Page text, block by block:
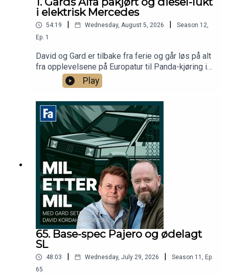
i elektrisk Mercedes
54:19 Wednesday, August 5, 2026 Season 12,
Ep. 1
David og Gard er tilbake fra ferie og går løs på alt
fra opplevelsene på Europatur til Panda-kjøring i
Oslo - og det blir Mercedes-nyheter.
Play
65. Base-spec Pajero og ødelagt
SL
48:03 Wednesday, July 29, 2026 Season 11 , Ep.
65